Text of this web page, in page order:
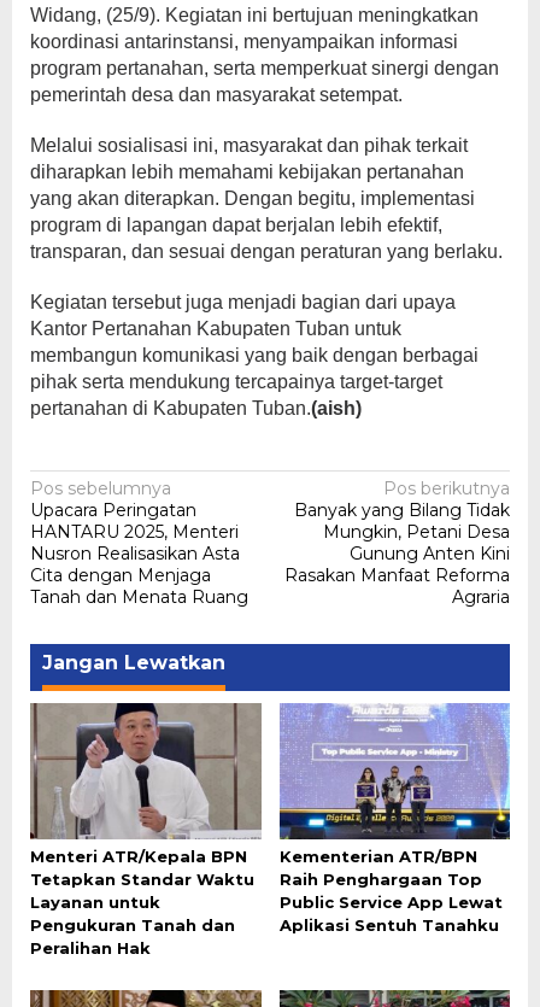
Widang, (25/9). Kegiatan ini bertujuan meningkatkan
koordinasi antarinstansi, menyampaikan informasi
program pertanahan, serta memperkuat sinergi dengan
pemerintah desa dan masyarakat setempat.
Melalui sosialisasi ini, masyarakat dan pihak terkait
diharapkan lebih memahami kebijakan pertanahan
yang akan diterapkan. Dengan begitu, implementasi
program di lapangan dapat berjalan lebih efektif,
transparan, dan sesuai dengan peraturan yang berlaku.
Kegiatan tersebut juga menjadi bagian dari upaya
Kantor Pertanahan Kabupaten Tuban untuk
membangun komunikasi yang baik dengan berbagai
pihak serta mendukung tercapainya target-target
pertanahan di Kabupaten Tuban.(aish)
Navigasi
pos
Pos sebelumnya
Upacara Peringatan
HANTARU 2025, Menteri
Nusron Realisasikan Asta
Cita dengan Menjaga
Tanah dan Menata Ruang
Pos berikutnya
Banyak yang Bilang Tidak
Mungkin, Petani Desa
Gunung Anten Kini
Rasakan Manfaat Reforma
Agraria
Jangan Lewatkan
Menteri ATR/Kepala BPN
Tetapkan Standar Waktu
Layanan untuk
Pengukuran Tanah dan
Peralihan Hak
Kementerian ATR/BPN
Raih Penghargaan Top
Public Service App Lewat
Aplikasi Sentuh Tanahku